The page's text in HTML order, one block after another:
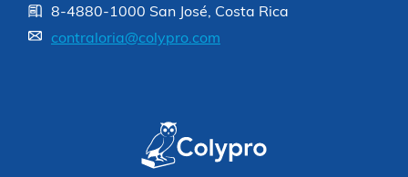
8-4880-1000 San José, Costa Rica
contraloria@colypro.com